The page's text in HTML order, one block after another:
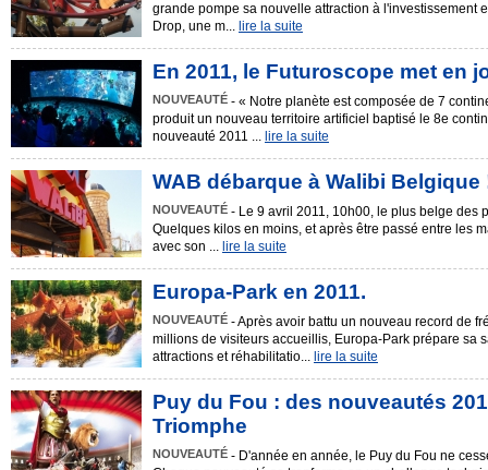
grande pompe sa nouvelle attraction à l'investissement
Drop, une m... lire la suite
En 2011, le Futuroscope met en
NOUVEAUTÉ - « Notre planète est composée de 7
produit un nouveau territoire artificiel baptisé le 8e
nouveauté 2011 ... lire la suite
WAB débarque à Walibi Belgique
NOUVEAUTÉ - Le 9 avril 2011, 10h00, le plus belge des
Quelques kilos en moins, et après être passé entre les
avec son ... lire la suite
Europa-Park en 2011.
NOUVEAUTÉ - Après avoir battu un nouveau record de
millions de visiteurs accueillis, Europa-Park prépare sa
attractions et réhabilitatio... lire la suite
Puy du Fou : des nouveautés
Triomphe
NOUVEAUTÉ - D'année en année, le Puy du Fou ne